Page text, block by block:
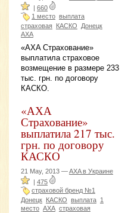
660
1 место выплата
страховая
КАСКО
Донецк
AXA
«AXA Страхование»
выплатила страховое
возмещение в размере 233
тыс. грн. по договору
КАСКО.
«АХА
Страхование»
выплатила 217 тыс.
грн. по договору
КАСКО
21 May, 2013 —AXA в Украине
475
страховой бренд №1
Донецк
КАСКО выплата 1
место АХА страховая